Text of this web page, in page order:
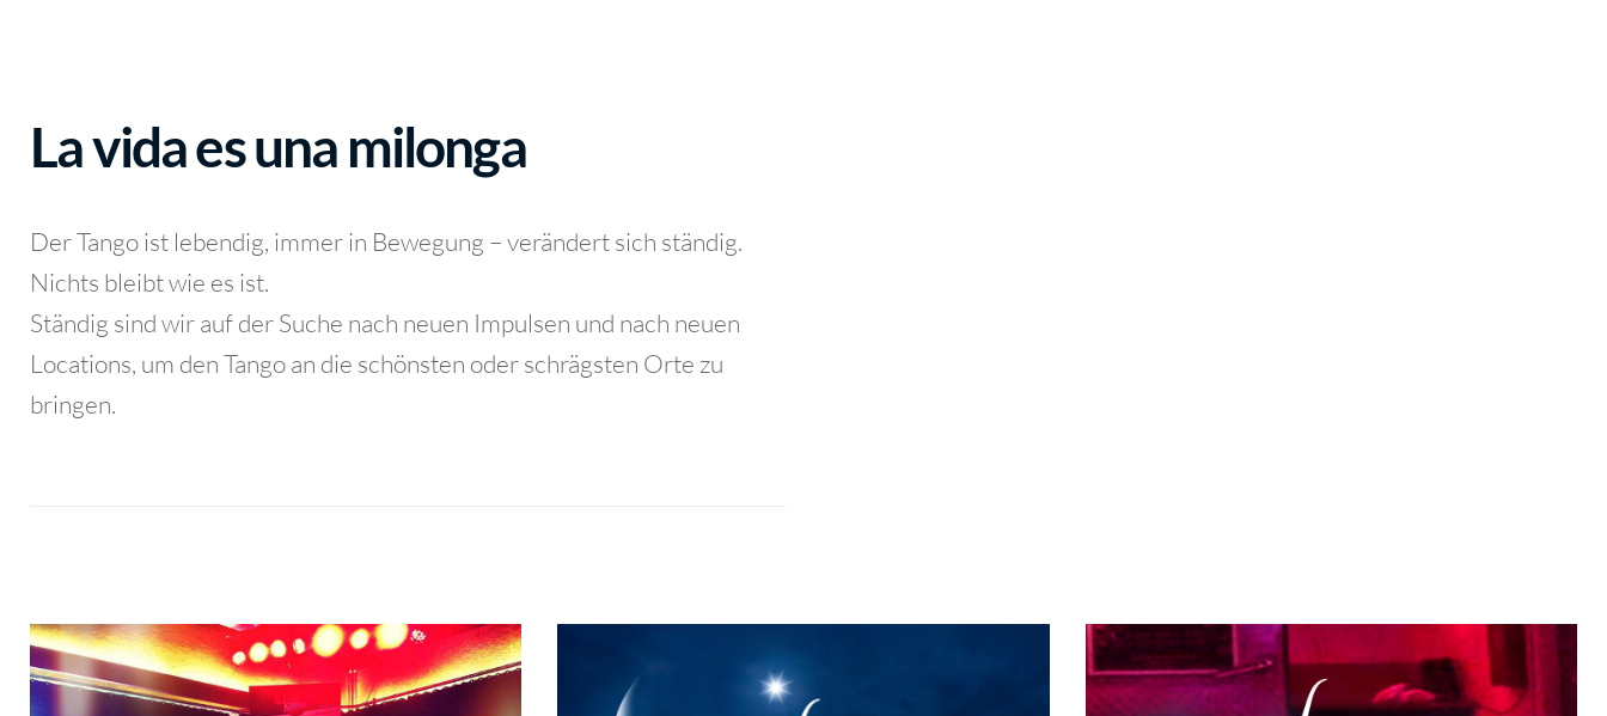
La vida es una milonga
Der Tango ist lebendig, immer in Bewegung – verändert sich ständig.
Nichts bleibt wie es ist.
Ständig sind wir auf der Suche nach neuen Impulsen und nach neuen
Locations, um den Tango an die schönsten oder schrägsten Orte zu
bringen.